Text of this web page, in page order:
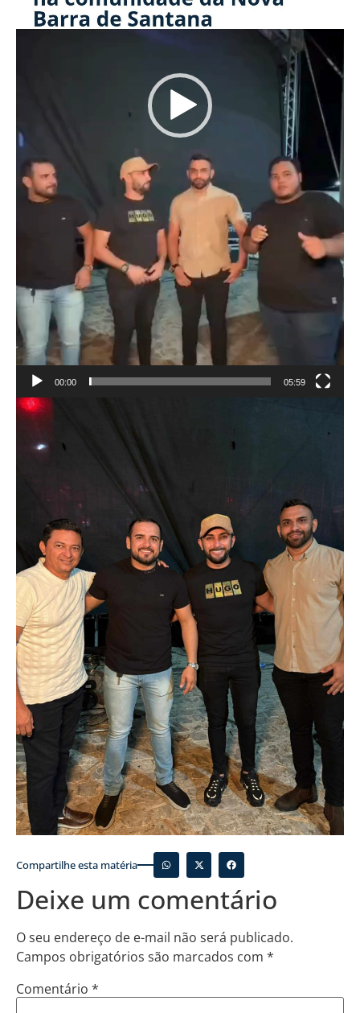
00:00 05:59
Compartilhe esta matéria
Deixe um comentário
O seu endereço de e-mail não será publicado.
Campos obrigatórios são marcados com *
Comentário *